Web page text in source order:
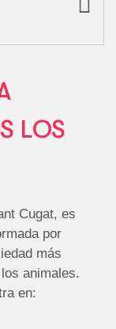
LOS
Cugat, es
por
más
animales.
en: